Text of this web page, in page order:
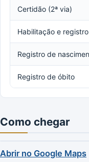
Certidão (2ª via)
Habilitação e
Registro de
Registro de óbito
Como chegar
Abrir no Google Maps